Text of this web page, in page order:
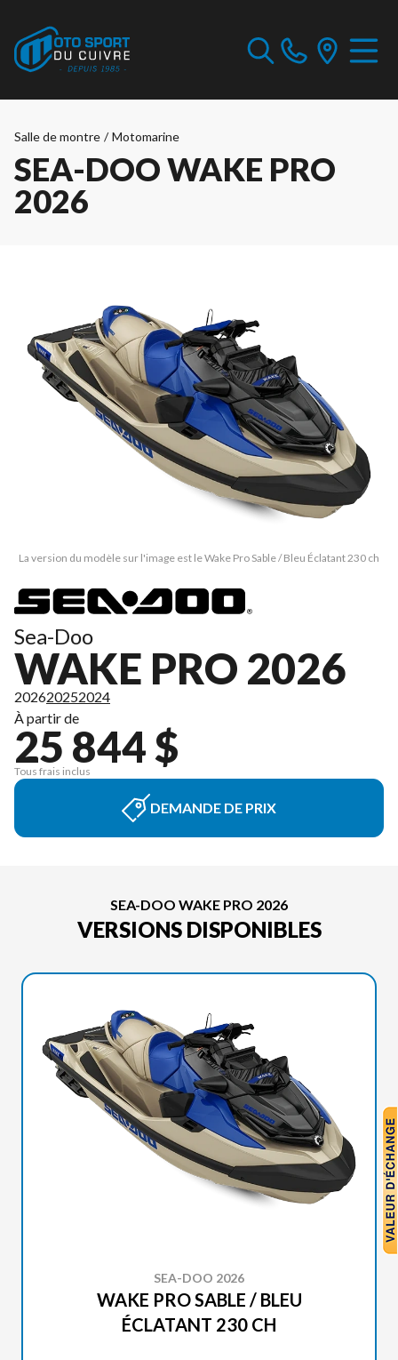
Salle de montre / Motomarine
SEA-DOO WAKE PRO
2026
La version du modèle sur l'image est le Wake Pro Sable / Bleu Éclatant 230 ch
Sea-Doo
WAKE PRO 2026
202620252024
À partir de
25 844 $
Tous frais inclus
DEMANDE DE PRIX
SEA-DOO WAKE PRO 2026
VERSIONS DISPONIBLES
SEA-DOO 2026
WAKE PRO SABLE / BLEU
ÉCLATANT 230 CH